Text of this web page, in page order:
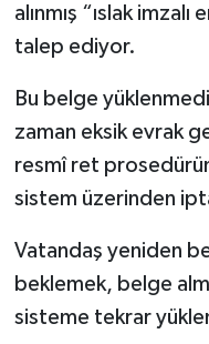
alınmış “ıslak
talep ediyor.
Bu belge
zaman eksik evrak
resmî ret
sistem üzerinden
Vatandaş yeniden
beklemek, belge
sisteme tekrar